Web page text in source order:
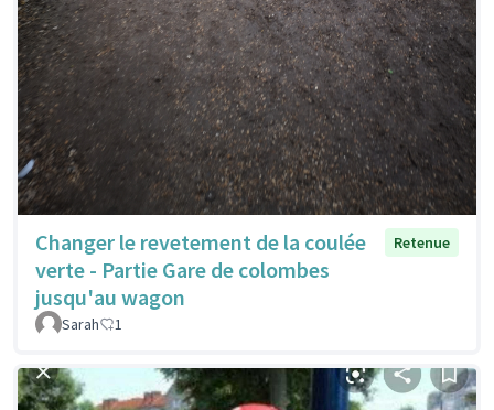
Changer le revetement de la coulée
verte - Partie Gare de colombes
jusqu'au wagon
Retenue
Sarah 1